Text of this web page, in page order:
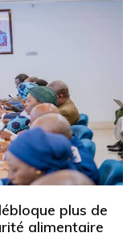
plus de
alimentaire